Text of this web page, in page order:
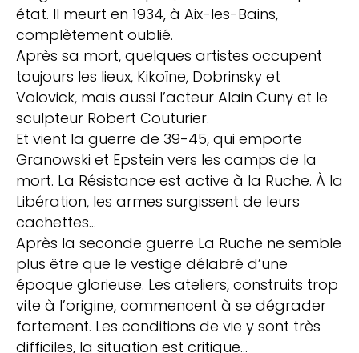
état. Il meurt en 1934, à Aix-les-Bains,
complètement oublié.
Après sa mort, quelques artistes occupent
toujours les lieux, Kikoïne, Dobrinsky et
Volovick, mais aussi l’acteur Alain Cuny et le
sculpteur Robert Couturier.
Et vient la guerre de 39-45, qui emporte
Granowski et Epstein vers les camps de la
mort. La Résistance est active à la Ruche. À la
Libération, les armes surgissent de leurs
cachettes…
Après la seconde guerre La Ruche ne semble
plus être que le vestige délabré d’une
époque glorieuse. Les ateliers, construits trop
vite à l’origine, commencent à se dégrader
fortement. Les conditions de vie y sont très
difficiles, la situation est critique…